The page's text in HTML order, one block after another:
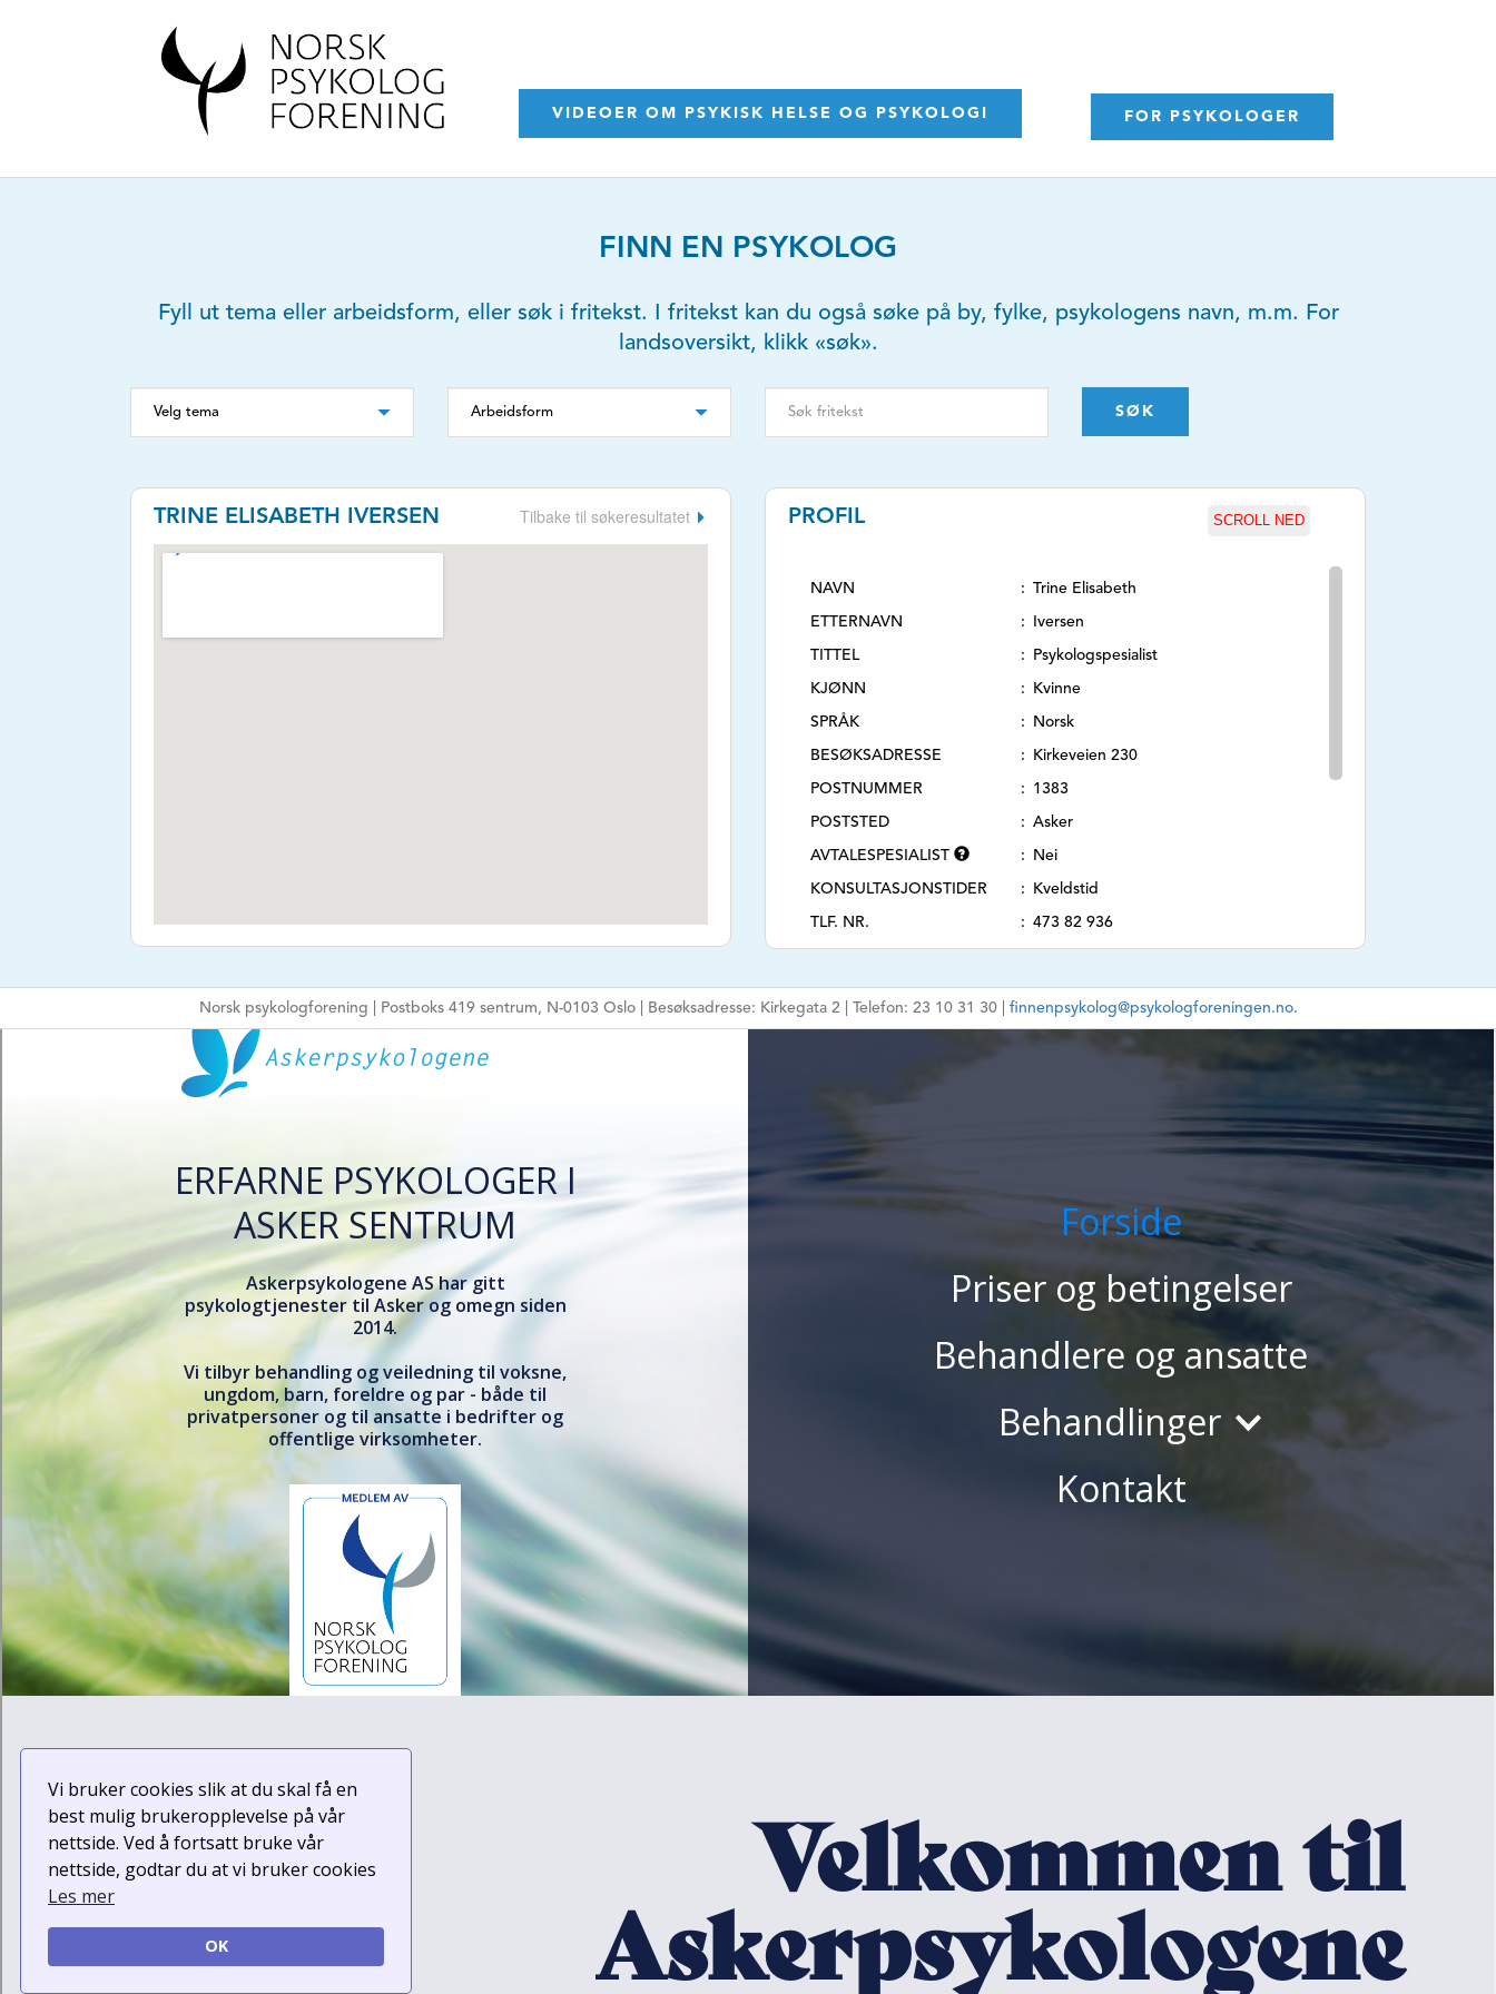
VIDEOER OM PSYKISK HELSE OG PSYKOLOGI FOR PSYKOLOGER
FINN EN PSYKOLOG
Fyll ut tema eller arbeidsform, eller søk i fritekst. I fritekst kan du også søke på by, fylke, psykologens navn, m.m. For
landsoversikt, klikk «søk».
SØK
TRINE ELISABETH IVERSEN Tilbake til søkeresultatet PROFIL SCROLL NED
NAVN Trine Elisabeth
ETTERNAVN Iversen
TITTEL Psykologspesialist
KJØNN Kvinne
SPRÅK Norsk
BESØKSADRESSE Kirkeveien 230
POSTNUMMER 1383
POSTSTED Asker
AVTALESPESIALIST Nei
KONSULTASJONSTIDER Kveldstid
TLF. NR. 473 82 936
E-POSTADRESSE trine@askerpsykologene.no
Psykologisk behandling, ,
TEMA
Norsk psykologforening | Postboks 419 sentrum, N-0103 Oslo | Besøksadresse: Kirkegata 2 | Telefon: 23 10 31 30 | finnenpsykolog@psykologforeningen.no.